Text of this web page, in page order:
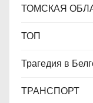
ТОМСКАЯ
ТОП
Трагедия в
ТРАНСПОРТ